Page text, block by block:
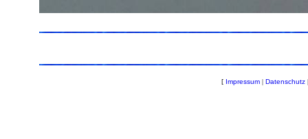
[ Impressum | Datenschutz